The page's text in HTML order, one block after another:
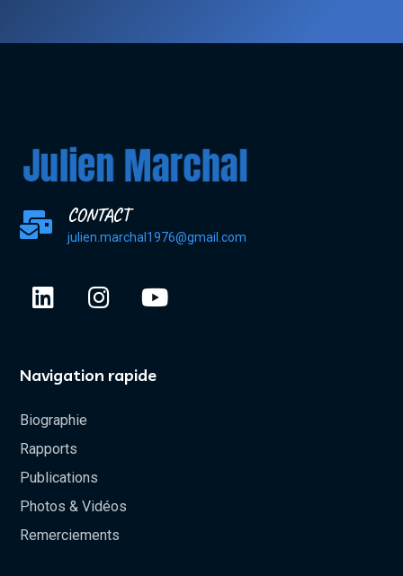
CONTACT
julien.marchal1976@gmail.com
Navigation rapide
Biographie
Rapports
Publications
Photos & Vidéos
Remerciements